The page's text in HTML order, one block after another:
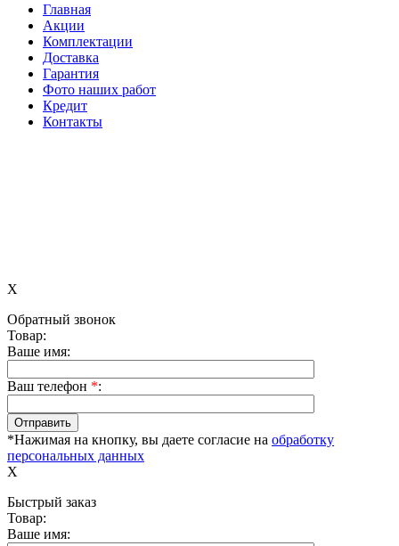
Главная
Акции
Комплектации
Доставка
Гарантия
Фото наших работ
Кредит
Контакты
X
Обратный звонок
Товар:
Ваше имя:
Ваш телефон *:
*Нажимая на кнопку, вы даете согласие на обработку
персональных данных
X
Быстрый заказ
Товар:
Ваше имя: